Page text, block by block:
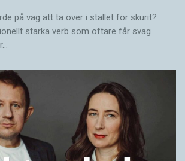
på väg att ta över i stället för skurit?
starka verb som oftare får svag